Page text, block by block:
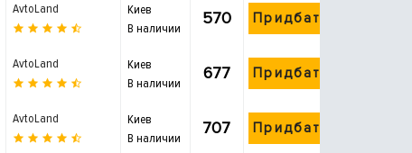
AvtoLand
Киев
В наличии
570 Придбати
AvtoLand
Киев
В наличии
677 Придбати
AvtoLand
Киев
В наличии
707 Придбати